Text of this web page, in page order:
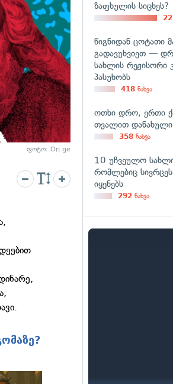
ფოტო: On.ge
ზაფხულის სიცხეს?
წიგნიდან ცოტათი
გადავუხვიეთ —
სახლის რეჟისორი
პასუხობს
418 ნახვა
ოთხი დრო, ერთი
თვალით
358 ნახვა
10 უჩვეულო სახლი
რომლებიც
იყენებს
292 ნახვა